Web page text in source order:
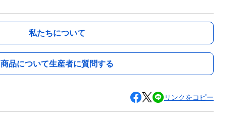
私たちについて
商品について生産者に質問する
リンクをコピー